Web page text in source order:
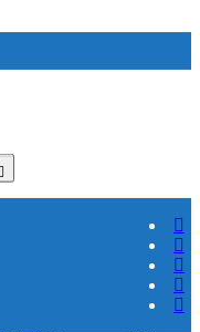
研究所